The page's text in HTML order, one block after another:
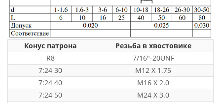
Конус патрона
Резьба в хвостовике
R8
7/16"-20UNF
7:24 30
M12 X 1.75
7:24 40
M16 X 2.0
7:24 50
M24 X 3.0